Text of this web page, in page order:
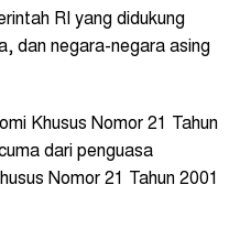
RI yang didukung
dan negara-negara asing
Khusus Nomor 21 Tahun
dari penguasa
Nomor 21 Tahun 2001